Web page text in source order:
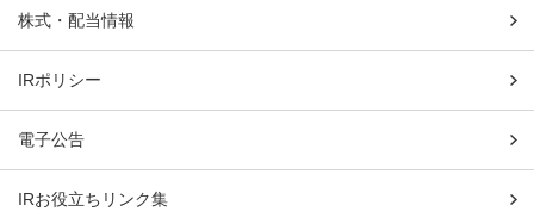
株式・配当情報
IRポリシー
電子公告
IRお役立ちリンク集